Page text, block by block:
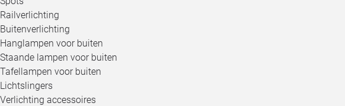
Railverlichting
Buitenverlichting
Hanglampen voor buiten
Staande lampen voor buiten
Tafellampen voor buiten
Lichtslingers
Verlichting accessoires